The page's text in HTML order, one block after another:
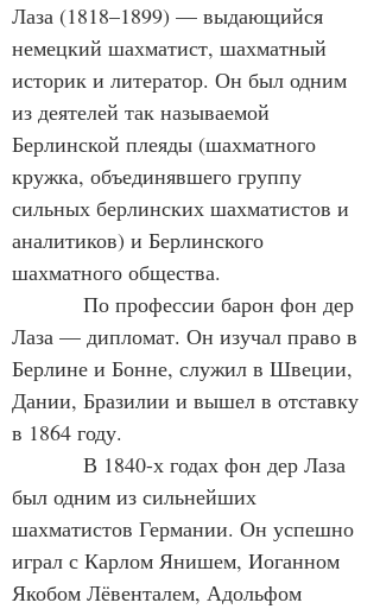
Лаза (1818–1899) — выдающийся
немецкий шахматист, шахматный
историк и литератор. Он был одним
из деятелей так называемой
Берлинской плеяды (шахматного
кружка, объединявшего группу
сильных берлинских шахматистов и
аналитиков) и Берлинского
шахматного общества.
Лаза — дипломат. Он изучал право в
Берлине и Бонне, служил в Швеции,
Дании, Бразилии и вышел в отставку
в 1864 году.
был одним из сильнейших
шахматистов Германии. Он успешно
играл с Карлом Янишем, Иоганном
Якобом Лёвенталем, Адольфом